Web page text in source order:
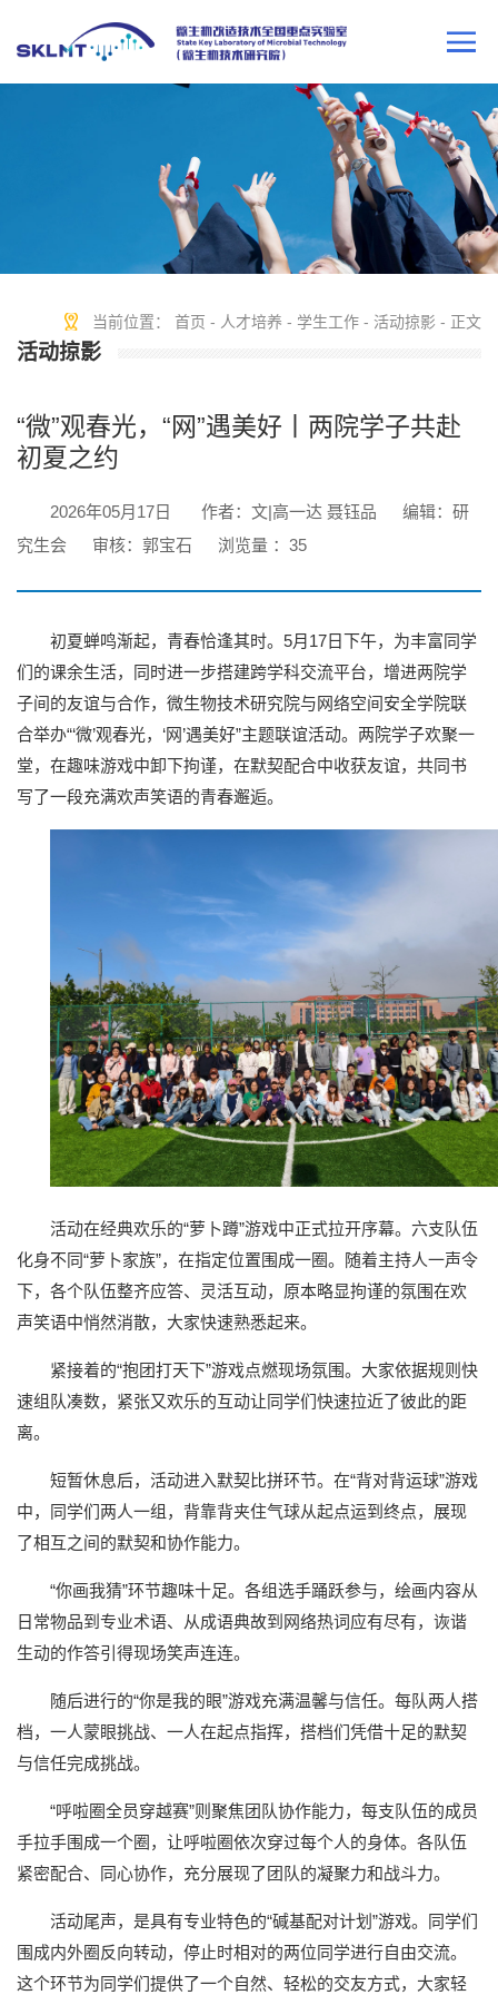
当前位置： 首页 - 人才培养 - 学生工作 - 活动掠影 - 正文
活动掠影
“微”观春光，“网”遇美好丨两院学子共赴
初夏之约
2026年05月17日 作者：文|高一达 聂钰品
编辑：研
究生会
审核：郭宝石 浏览量 ： 35
初夏蝉鸣渐起，青春恰逢其时。5月17日下午，为丰富同学
们的课余生活，同时进一步搭建跨学科交流平台，增进两院学
子间的友谊与合作，微生物技术研究院与网络空间安全学院联
合举办“‘微’观春光，‘网’遇美好”主题联谊活动。两院学子欢聚一
堂，在趣味游戏中卸下拘谨，在默契配合中收获友谊，共同书
写了一段充满欢声笑语的青春邂逅。
活动在经典欢乐的“萝卜蹲”游戏中正式拉开序幕。六支队伍
化身不同“萝卜家族”，在指定位置围成一圈。随着主持人一声令
下，各个队伍整齐应答、灵活互动，原本略显拘谨的氛围在欢
声笑语中悄然消散，大家快速熟悉起来。
紧接着的“抱团打天下”游戏点燃现场氛围。大家依据规则快
速组队凑数，紧张又欢乐的互动让同学们快速拉近了彼此的距
离。
短暂休息后，活动进入默契比拼环节。在“背对背运球”游戏
中，同学们两人一组，背靠背夹住气球从起点运到终点，展现
了相互之间的默契和协作能力。
“你画我猜”环节趣味十足。各组选手踊跃参与，绘画内容从
日常物品到专业术语、从成语典故到网络热词应有尽有，诙谐
生动的作答引得现场笑声连连。
随后进行的“你是我的眼”游戏充满温馨与信任。每队两人搭
档，一人蒙眼挑战、一人在起点指挥，搭档们凭借十足的默契
与信任完成挑战。
“呼啦圈全员穿越赛”则聚焦团队协作能力，每支队伍的成员
手拉手围成一个圈，让呼啦圈依次穿过每个人的身体。各队伍
紧密配合、同心协作，充分展现了团队的凝聚力和战斗力。
活动尾声，是具有专业特色的“碱基配对计划”游戏。同学们
围成内外圈反向转动，停止时相对的两位同学进行自由交流。
这个环节为同学们提供了一个自然、轻松的交友方式，大家轻